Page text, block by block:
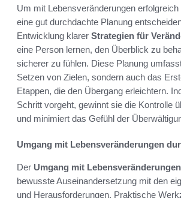
Um mit Lebensveränderungen
eine gut durchdachte Planung
Entwicklung klarer Strategien für
eine Person lernen, den Überblick zu
sicherer zu fühlen. Diese Planung
Setzen von Zielen, sondern auch das
Etappen, die den Übergang erleichtern.
Schritt vorgeht, gewinnt sie die Kontrolle
und minimiert das Gefühl der
Umgang mit Lebensveränderungen
Der Umgang mit Lebensveränderungen
bewusste Auseinandersetzung mit den
und Herausforderungen. Praktische